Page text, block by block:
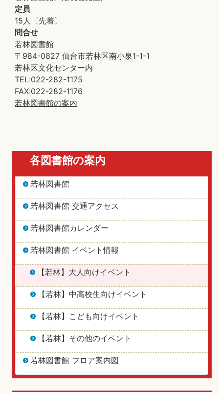
定員
15人〔先着〕
問合せ
若林図書館
〒984-0827 仙台市若林区南小泉1-1-1
若林区文化センター内
TEL:022-282-1175
FAX:022-282-1176
若林図書館の案内
各図書館の案内
若林図書館
若林図書館 交通アクセス
若林図書館カレンダー
若林図書館 イベント情報
【若林】大人向けイベント
【若林】中高校生向けイベント
【若林】こども向けイベント
【若林】その他のイベント
若林図書館 フロア案内図